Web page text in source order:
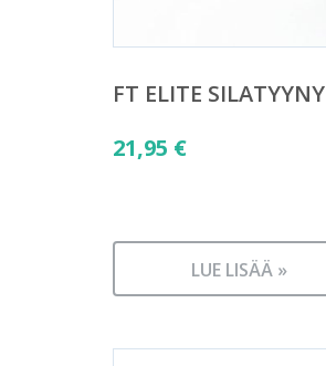
FT ELITE SILATYYNY
21,95 €
LUE LISÄÄ »